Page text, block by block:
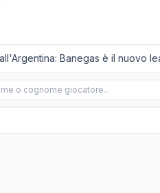
Banegas è il nuovo
giocatore